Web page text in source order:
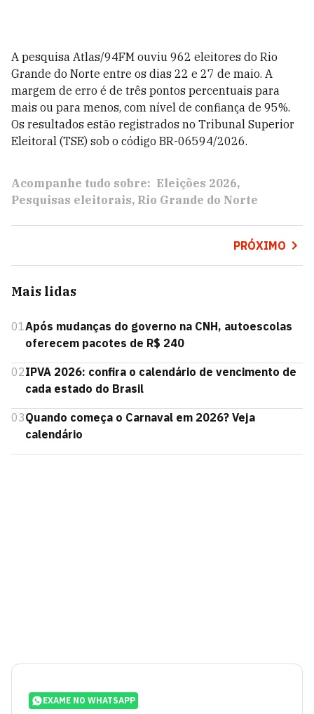
A pesquisa Atlas/94FM ouviu 962 eleitores do Rio
Grande do Norte entre os dias 22 e 27 de maio. A
margem de erro é de três pontos percentuais para
mais ou para menos, com nível de confiança de 95%.
Os resultados estão registrados no Tribunal Superior
Eleitoral (TSE) sob o código BR-06594/2026.
Acompanhe tudo sobre: Eleições 2026
Pesquisas eleitorais Rio Grande do Norte
PRÓXIMO
Mais lidas
01Após mudanças do governo na CNH, autoescolas
oferecem pacotes de R$ 240
02IPVA 2026: confira o calendário de vencimento de
cada estado do Brasil
03Quando começa o Carnaval em 2026? Veja
calendário
EXAME NO WHATSAPP